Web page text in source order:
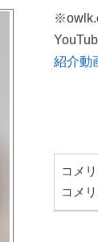
紹介動
コメ
コメ